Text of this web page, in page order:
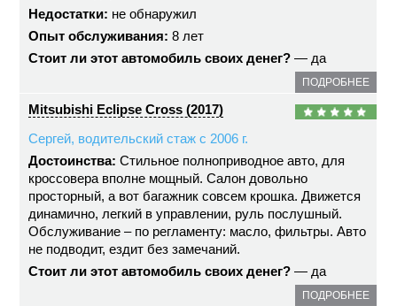
Недостатки: не обнаружил
Опыт обслуживания: 8 лет
Стоит ли этот автомобиль своих денег? — да
ПОДРОБНЕЕ
Mitsubishi Eclipse Cross (2017)
Сергей, водительский стаж с 2006 г.
Достоинства: Стильное полноприводное авто, для
кроссовера вполне мощный. Салон довольно
просторный, а вот багажник совсем крошка. Движется
динамично, легкий в управлении, руль послушный.
Обслуживание – по регламенту: масло, фильтры. Авто
не подводит, ездит без замечаний.
Стоит ли этот автомобиль своих денег? — да
ПОДРОБНЕЕ